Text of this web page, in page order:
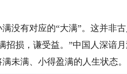
有对应的“大满”。这并非
损，谦受益。”中国人深谙月
未满、小得盈满的人生状态。